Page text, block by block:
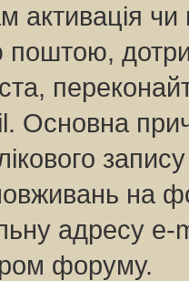
активація
Основна
на
адресу e-
форуму.